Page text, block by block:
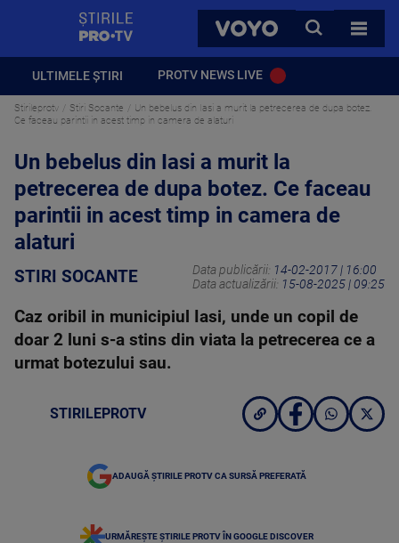
VOYO
CAUTA
TOATE
ULTIMELE ȘTIRI PROTV NEWS LIVE
Stirileprotv Stiri Socante
Un bebelus din Iasi a murit la petrecerea de dupa botez.
Ce faceau parintii in acest timp in camera de alaturi
Un bebelus din Iasi a murit la
petrecerea de dupa botez. Ce faceau
parintii in acest timp in camera de
alaturi
STIRI SOCANTE Data publicării: 14-02-2017 | 16:00
Data actualizării: 15-08-2025 | 09:25
Caz oribil in municipiul Iasi, unde un copil de
doar 2 luni s-a stins din viata la petrecerea ce a
urmat botezului sau.
STIRILEPROTV
ADAUGĂ ȘTIRILE PROTV CA SURSĂ PREFERATĂ
URMĂREȘTE ȘTIRILE PROTV ÎN GOOGLE DISCOVER